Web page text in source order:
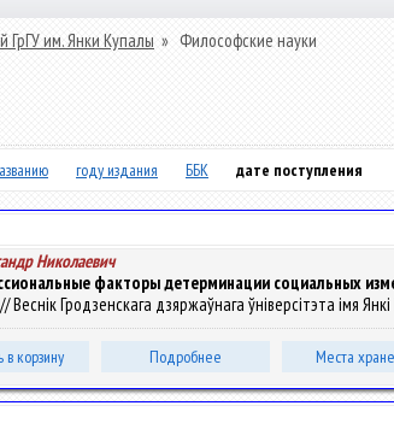
ГрГУ им. Янки Купалы » Философские науки
году издания ББК дате поступления
Николаевич
факторы детерминации социальных
Гродзенскага дзяржаўнага ўніверсітэта імя
в корзину Подробнее Места